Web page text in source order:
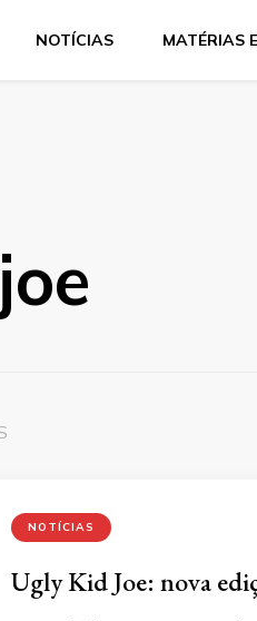
NOTÍCIAS MATÉRIAS
NOTÍCIAS
Ugly Kid Joe: nova